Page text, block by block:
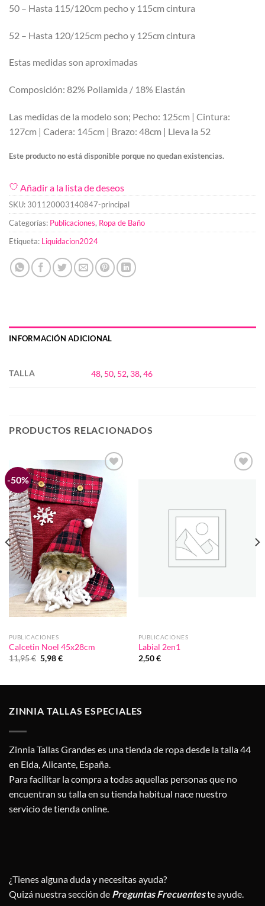
50 – Hasta 115/120cm pecho y 115cm cintura
52 – Hasta 120/125cm pecho y 125cm cintura
Estas medidas son aproximadas
Composición: 82% Poliamida / 18% Elastán
Las medidas de la modelo son; Pecho: 125cm | Cintura:
127cm | Cadera: 145cm | Brazo: 48cm | Lleva la 52
Este producto no está disponible porque no quedan existencias.
Añadir a la lista de deseos
SKU: 301120003140847-principal
Categorías: Publicaciones, Ropa de Baño
Etiqueta: Liquidacion2024
INFORMACIÓN ADICIONAL
TALLA 48, 50, 52, 38,46
PRODUCTOS RELACIONADOS
-50%
Añadir
lista de
PUBLICACIONES
Calcetin Noel 45x28cm
11,95€ El
precio
5,98€El
PUBLICACIONES
Labial 2en1
2,50€
ZINNIA TALLAS ESPECIALES
Zinnia Tallas Grandes es una tienda de ropa desde la talla 44
en Elda, Alicante, España.
Para facilitar la compra a todas aquellas personas que no
encuentran su talla en su tienda habitual nace nuestro
servicio de tienda online.
¿Tienes alguna duda y necesitas ayuda?
Quizá nuestra sección de Preguntas Frecuenteste ayude.